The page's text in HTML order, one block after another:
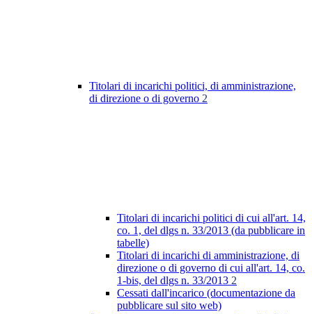
Titolari di incarichi politici, di amministrazione,
di direzione o di governo 2
Titolari di incarichi politici di cui all'art. 14,
co. 1, del dlgs n. 33/2013 (da pubblicare in
tabelle)
Titolari di incarichi di amministrazione, di
direzione o di governo di cui all'art. 14, co.
1-bis, del dlgs n. 33/2013 2
Cessati dall'incarico (documentazione da
pubblicare sul sito web)